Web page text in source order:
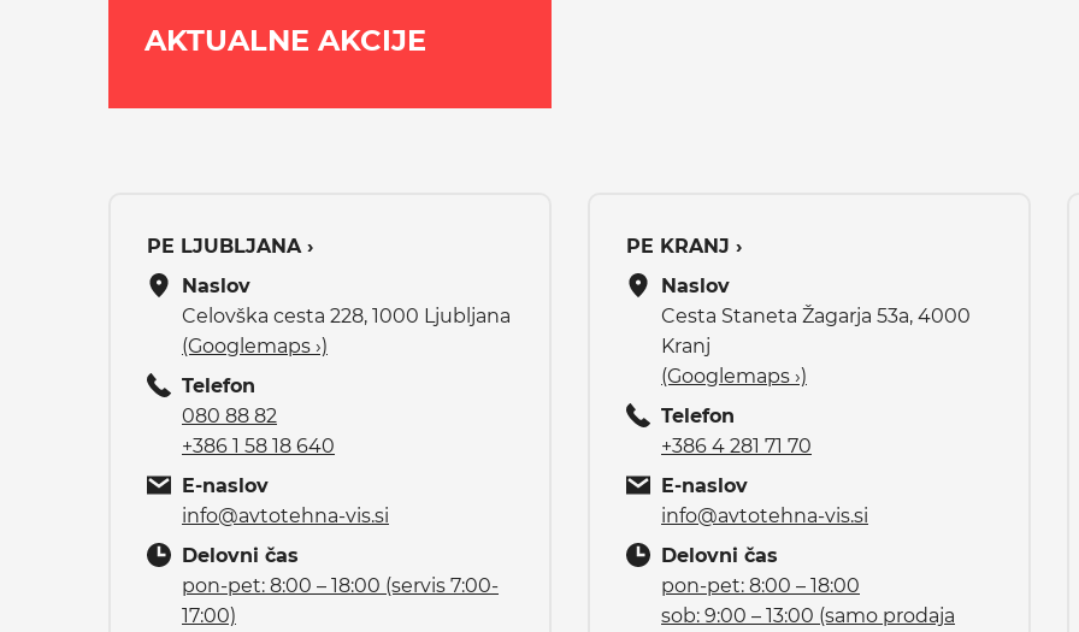
AKTUALNE AKCIJE
PE LJUBLJANA ›
Naslov
Celovška cesta 228, 1000 Ljubljana
(Googlemaps ›)
Telefon
080 88 82
+386 1 58 18 640
E-naslov
info@avtotehna-vis.si
Delovni čas
pon-pet: 8:00 – 18:00 (servis 7:00-
17:00)
PE KRANJ ›
Naslov
Cesta Staneta Žagarja 53a, 4000
Kranj
(Googlemaps ›)
Telefon
+386 4 281 71 70
E-naslov
info@avtotehna-vis.si
Delovni čas
pon-pet: 8:00 – 18:00
sob: 9:00 – 13:00 (samo prodaja